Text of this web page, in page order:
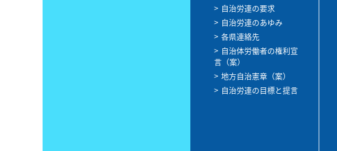
自治労連の要求
自治労連のあゆみ
各県連絡先
自治体労働者の権利宣
言（案）
地方自治憲章（案）
自治労連の目標と提言